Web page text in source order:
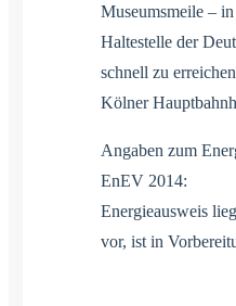
Museumsmeile –
Haltestelle der
schnell zu
Kölner
Angaben zum
EnEV 2014:
Energieausweis
vor, ist in